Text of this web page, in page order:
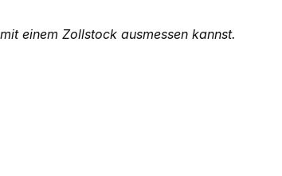
einem Zollstock ausmessen kannst.